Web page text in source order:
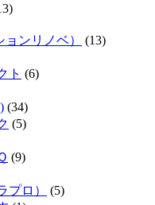
ンリノベ）
(13)
ト (6)
(34)
(5)
(9)
プロ）
(5)